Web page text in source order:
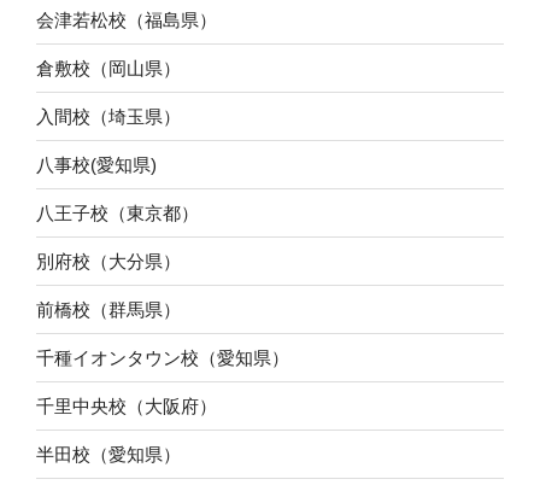
会津若松校（福島県）
倉敷校（岡山県）
入間校（埼玉県）
八事校(愛知県)
八王子校（東京都）
別府校（大分県）
前橋校（群馬県）
千種イオンタウン校（愛知県）
千里中央校（大阪府）
半田校（愛知県）